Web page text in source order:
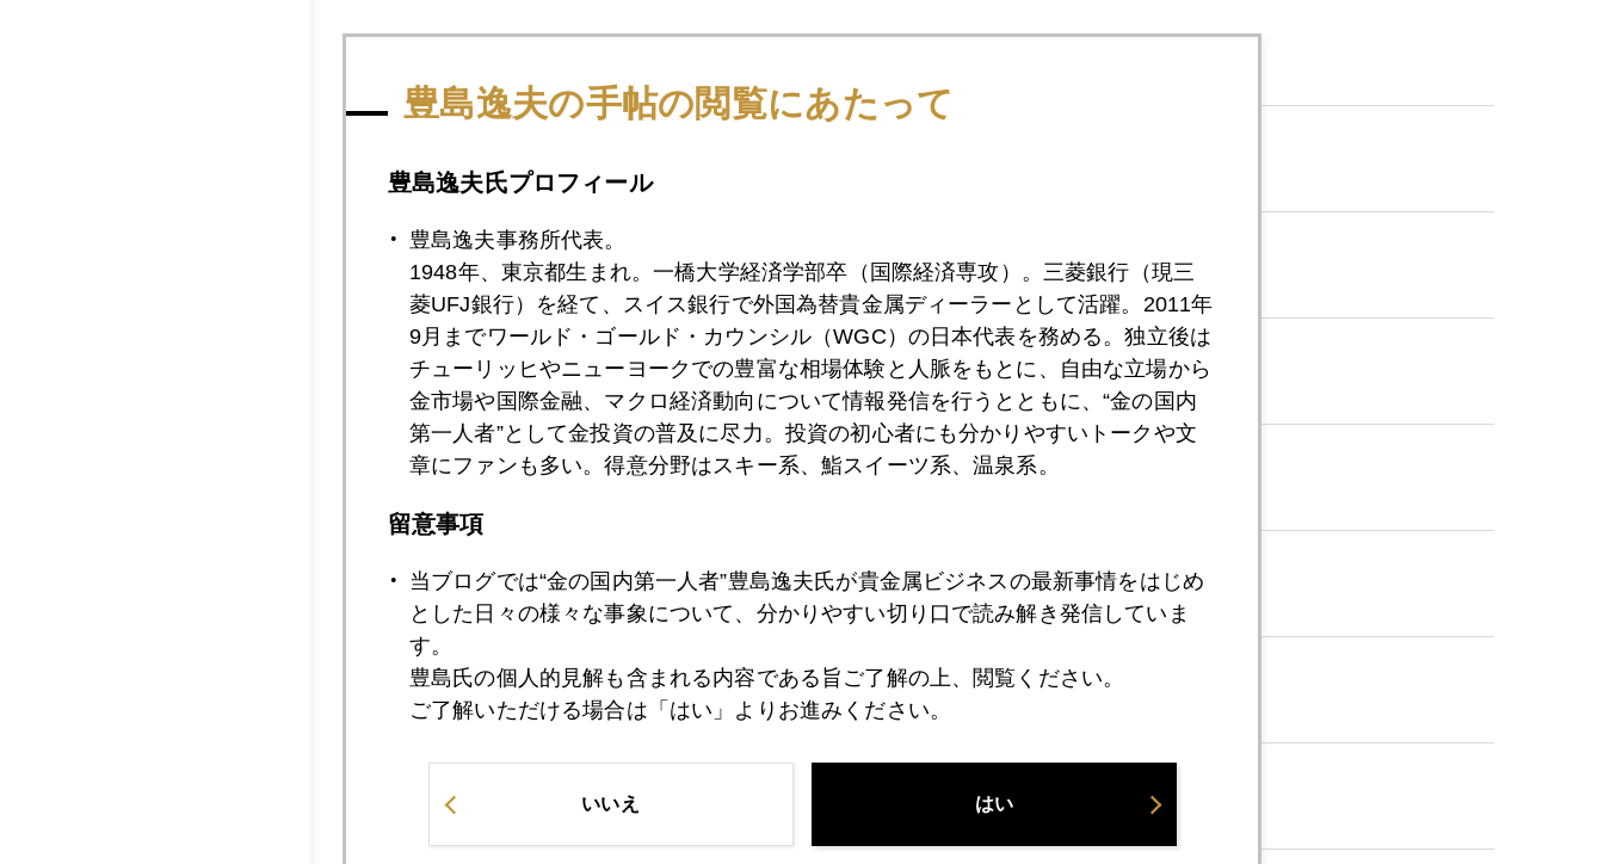
2011年02月24日 風が吹けば。。。
2011年02月23日 次はサウジ？
2011年02月22日 金価格１４００ドル再突破
2011年02月21日 中東異変をほくそ笑む中国
2011年02月18日 ジムロジャースとの対談
2011年02月17日 シンガポールからのレポート」
豊島逸夫の手帖の閲覧にあたって
豊島逸夫氏プロフィール
豊島逸夫事務所代表。
1948年、東京都生まれ。一橋大学経済学部卒（国際経済専攻）。三菱銀行（現三
菱UFJ銀行）を経て、スイス銀行で外国為替貴金属ディーラーとして活躍。2011年
9月までワールド・ゴールド・カウンシル（WGC）の日本代表を務める。独立後は
チューリッヒやニューヨークでの豊富な相場体験と人脈をもとに、自由な立場から
金市場や国際金融、マクロ経済動向について情報発信を行うとともに、“金の国内
第一人者”として金投資の普及に尽力。投資の初心者にも分かりやすいトークや文
章にファンも多い。得意分野はスキー系、鮨スイーツ系、温泉系。
留意事項
当ブログでは“金の国内第一人者”豊島逸夫氏が貴金属ビジネスの最新事情をはじめ
とした日々の様々な事象について、分かりやすい切り口で読み解き発信していま
す。
豊島氏の個人的見解も含まれる内容である旨ご了解の上、閲覧ください。
ご了解いただける場合は「はい」よりお進みください。
いいえ はい